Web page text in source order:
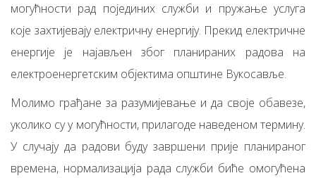
могућности рад појединих служби и пружање услуга
које захтијевају електричну енергију. Прекид електричне
енергије је најављен због планираних радова на
електроенергетским објектима општине Вукосавље.
Молимо грађане за разумијевање и да своје обавезе,
уколико су у могућности, прилагоде наведеном термину.
У случају да радови буду завршени прије планираног
времена, нормализација рада служби биће омогућена